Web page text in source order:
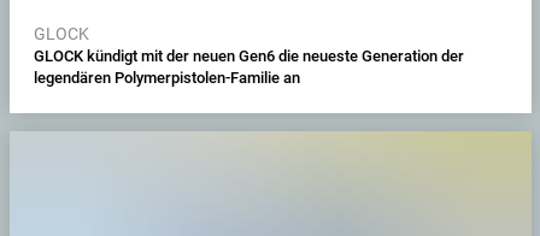
GLOCK
GLOCK kündigt mit der neuen Gen6 die neueste Generation der
legendären Polymerpistolen-Familie an